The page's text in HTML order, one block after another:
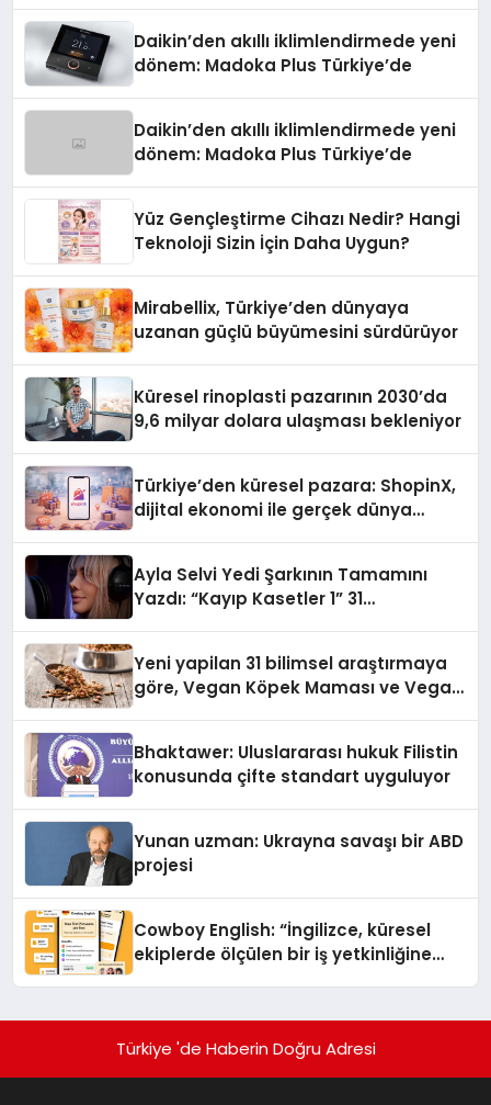
Daikin’den akıllı iklimlendirmede yeni
dönem: Madoka Plus Türkiye’de
Daikin’den akıllı iklimlendirmede yeni
dönem: Madoka Plus Türkiye’de
Yüz Gençleştirme Cihazı Nedir? Hangi
Teknoloji Sizin İçin Daha Uygun?
Mirabellix, Türkiye’den dünyaya
uzanan güçlü büyümesini sürdürüyor
Küresel rinoplasti pazarının 2030’da
9,6 milyar dolara ulaşması bekleniyor
Türkiye’den küresel pazara: ShopinX,
dijital ekonomi ile gerçek dünya
Ayla Selvi Yedi Şarkının Tamamını
Yazdı: “Kayıp Kasetler 1” 31
Yeni yapilan 31 bilimsel araştırmaya
göre, Vegan Köpek Maması ve Vegan
Bhaktawer: Uluslararası hukuk Filistin
konusunda çifte standart uyguluyor
Yunan uzman: Ukrayna savaşı bir ABD
projesi
Cowboy English: “İngilizce, küresel
ekiplerde ölçülen bir iş yetkinliğine
Türkiye 'de Haberin Doğru Adresi